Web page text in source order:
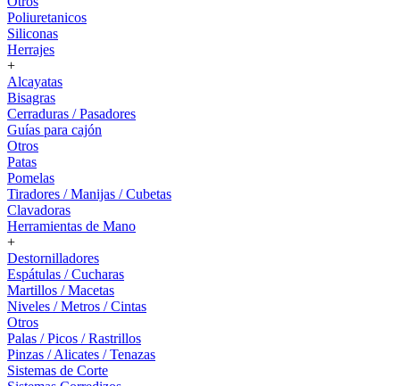
Poliuretanicos
Siliconas
Herrajes
+
Alcayatas
Bisagras
Cerraduras / Pasadores
Guías para cajón
Otros
Patas
Pomelas
Tiradores / Manijas / Cubetas
Clavadoras
Herramientas de Mano
+
Destornilladores
Espátulas / Cucharas
Martillos / Macetas
Niveles / Metros / Cintas
Otros
Palas / Picos / Rastrillos
Pinzas / Alicates / Tenazas
Sistemas de Corte